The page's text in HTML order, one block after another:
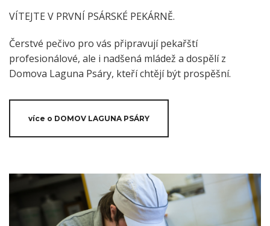
VÍTEJTE V PRVNÍ PSÁRSKÉ PEKÁRNĚ.
Čerstvé pečivo pro vás připravují pekařští
profesionálové, ale i nadšená mládež a dospělí z
Domova Laguna Psáry, kteří chtějí být prospěšní.
více o DOMOV LAGUNA PSÁRY